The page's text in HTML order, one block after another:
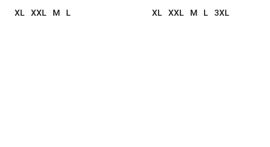
XL XXL M L XL XXL M L 3XL